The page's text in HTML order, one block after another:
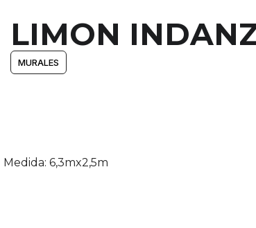
LIMON
MURALES
Medida: 6,3mx2,5m